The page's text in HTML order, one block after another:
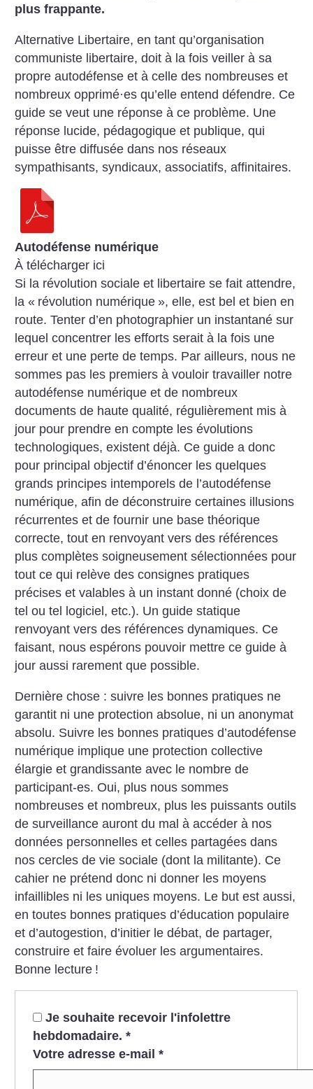
plus frappante.
Alternative Libertaire, en tant qu’organisation
communiste libertaire, doit à la fois veiller à sa
propre autodéfense et à celle des nombreuses et
nombreux opprimé·es qu’elle entend défendre. Ce
guide se veut une réponse à ce problème. Une
réponse lucide, pédagogique et publique, qui
puisse être diffusée dans nos réseaux
sympathisants, syndicaux, associatifs, affinitaires.
Autodéfense numérique
À télécharger ici
Si la révolution sociale et libertaire se fait attendre,
la « révolution numérique », elle, est bel et bien en
route. Tenter d’en photographier un instantané sur
lequel concentrer les efforts serait à la fois une
erreur et une perte de temps. Par ailleurs, nous ne
sommes pas les premiers à vouloir travailler notre
autodéfense numérique et de nombreux
documents de haute qualité, régulièrement mis à
jour pour prendre en compte les évolutions
technologiques, existent déjà. Ce guide a donc
pour principal objectif d’énoncer les quelques
grands principes intemporels de l’autodéfense
numérique, afin de déconstruire certaines illusions
récurrentes et de fournir une base théorique
correcte, tout en renvoyant vers des références
plus complètes soigneusement sélectionnées pour
tout ce qui relève des consignes pratiques
précises et valables à un instant donné (choix de
tel ou tel logiciel, etc.). Un guide statique
renvoyant vers des références dynamiques. Ce
faisant, nous espérons pouvoir mettre ce guide à
jour aussi rarement que possible.
Dernière chose : suivre les bonnes pratiques ne
garantit ni une protection absolue, ni un anonymat
absolu. Suivre les bonnes pratiques d’autodéfense
numérique implique une protection collective
élargie et grandissante avec le nombre de
participant-es. Oui, plus nous sommes
nombreuses et nombreux, plus les puissants outils
de surveillance auront du mal à accéder à nos
données personnelles et celles partagées dans
nos cercles de vie sociale (dont la militante). Ce
cahier ne prétend donc ni donner les moyens
infaillibles ni les uniques moyens. Le but est aussi,
en toutes bonnes pratiques d’éducation populaire
et d’autogestion, d’initier le débat, de partager,
construire et faire évoluer les argumentaires.
Bonne lecture !
Je souhaite recevoir l'infolettre
hebdomadaire. *
Votre adresse e-mail *